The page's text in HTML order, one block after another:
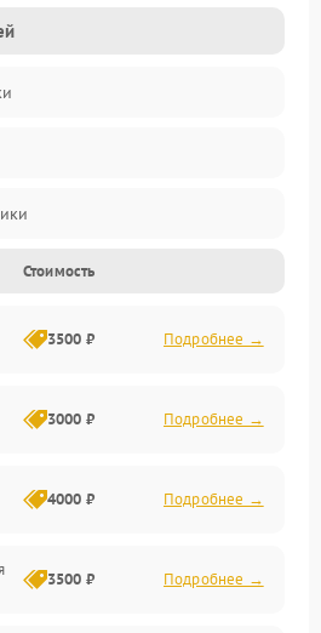
(если объектив с мотором/
Стоимость
3500 ₽ Подробнее →
3000 ₽ Подробнее →
4000 ₽ Подробнее →
3500 ₽ Подробнее →